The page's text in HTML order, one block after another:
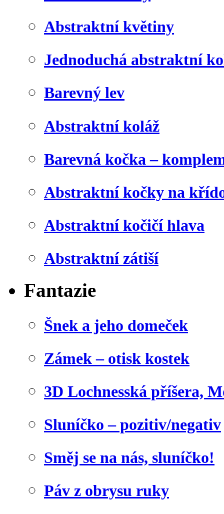
Abstraktní květiny
Jednoduchá abstraktní
Barevný lev
Abstraktní koláž
Barevná kočka –
Abstraktní kočky na
Abstraktní kočičí hlava
Abstraktní zátiší
Fantazie
Šnek a jeho domeček
Zámek – otisk kostek
3D Lochnesská příšera,
Sluníčko – pozitiv/negativ
Směj se na nás, sluníčko!
Páv z obrysu ruky